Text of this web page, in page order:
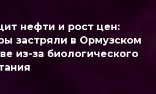
нефти и рост цен:
застряли в Ормузском
из-за биологического